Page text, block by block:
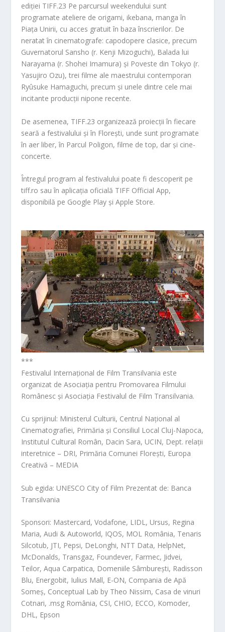
ediției TIFF.23 Pe parcursul weekendului sunt
programate ateliere de origami, ikebana, manga în
Piața Unirii, cu acces gratuit în baza înscrierilor. De
neratat în cinematografe: capodopere clasice, precum
Guvernatorul Sansho (r. Kenji Mizoguchi), Balada lui
Narayama (r. Shohei Imamura) și Poveste din Tokyo (r.
Yasujiro Ozu), trei filme ale maestrului contemporan
Ryûsuke Hamaguchi, precum și unele dintre cele mai
incitante producții nipone recente.
De asemenea, TIFF.23 organizează proiecții în fiecare
seară a festivalului și în Florești, unde sunt programate
în aer liber, în Parcul Poligon, filme de top, dar și cine-
concerte.
Întregul program al festivalului poate fi descoperit pe
tiff.ro sau în aplicația oficială TIFF Official App,
disponibilă pe Google Play și Apple Store.
***
Festivalul Internațional de Film Transilvania este
organizat de Asociația pentru Promovarea Filmului
Românesc și Asociația Festivalul de Film Transilvania.
Cu sprijinul: Ministerul Culturii, Centrul Național al
Cinematografiei, Primăria și Consiliul Local Cluj-Napoca,
Institutul Cultural Român, Dacin Sara, UCIN, Dept. relații
interetnice – DRI, Primăria Comunei Florești, Europa
Creativă – MEDIA
Sub egida: UNESCO City of Film Prezentat de: Banca
Transilvania
Sponsori: Mastercard, Vodafone, LIDL, Ursus, Regina
Maria, Audi & Autoworld, IQOS, MOL România, Tenaris
Silcotub, JTI, Pepsi, DeLonghi, NTT Data, HelpNet,
McDonalds, Transgaz, Foundever, Farmec, Jidvei,
Teilor, Aqua Carpatica, Domeniile Sâmburești, Radisson
Blu, Energobit, Iulius Mall, E-ON, Compania de Apă
Someș, Conceptual Lab by Theo Nissim, Casa de vinuri
Cotnari, .msg România, CSI, CHIO, ECCO, Komoder,
DHL, Epson